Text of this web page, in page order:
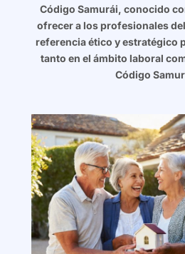
Código Samurái, conocido
ofrecer a los profesionales
referencia ético y estratégico
tanto en el ámbito laboral
Código